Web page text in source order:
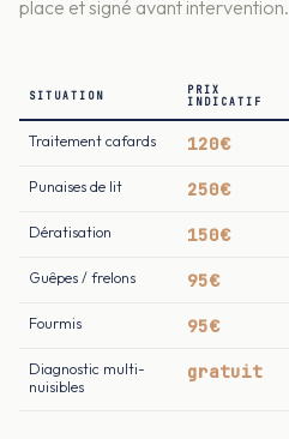
place et signé avant intervention.
SITUATION
PRIX
INDICATIF
Traitement cafards 120€
Punaises de lit 250€
Dératisation 150€
Guêpes / frelons 95€
Fourmis 95€
Diagnostic multi-
nuisibles
gratuit